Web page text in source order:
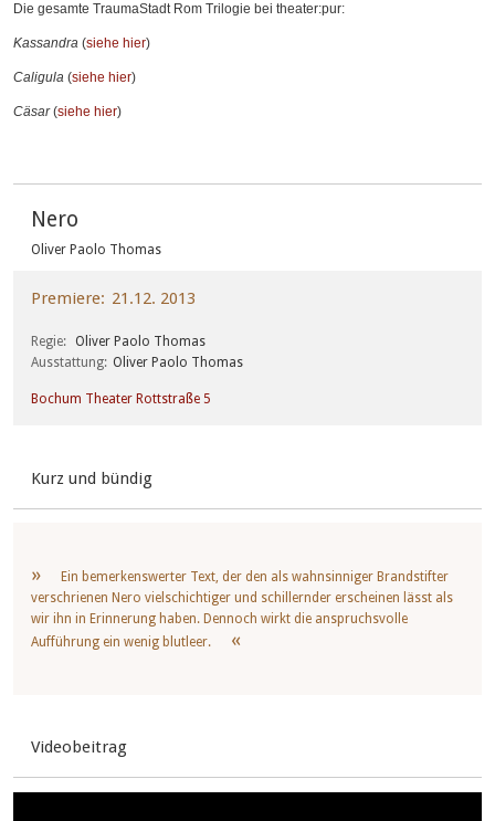
Die gesamte TraumaStadt Rom Trilogie bei theater:pur:
Kassandra (siehe hier)
Caligula (siehe hier)
Cäsar(siehe hier)
Nero
Oliver Paolo Thomas
Premiere 21.12. 2013
Regie
Oliver Paolo Thomas
Ausstattung
Oliver Paolo Thomas
Bochum Theater Rottstraße 5
Kurz und bündig
Ein bemerkenswerter Text, der den als wahnsinniger Brandstifter
verschrienen Nero vielschichtiger und schillernder erscheinen lässt als
wir ihn in Erinnerung haben. Dennoch wirkt die anspruchsvolle
Aufführung ein wenig blutleer.
Videobeitrag